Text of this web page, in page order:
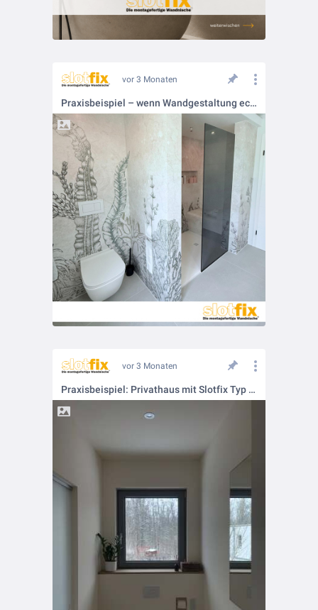
vor 3 Monaten
Praxisbeispiel – wenn Wandgestaltung echten Mehrwert bekommt
vor 3 Monaten
Praxisbeispiel: Privathaus mit Slotfix Typ 60x16x12 in der Vorsatzschale